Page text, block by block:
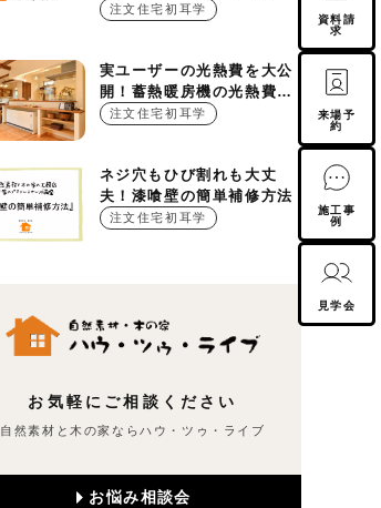
注文住宅初耳学
実ユーザーの光熱費を大公
開！蓄熱暖房機の光熱費っ
て実は○○○円！？
注文住宅初耳学
ネジ穴もひび割れも大丈
夫！漆喰壁の簡単補修方法
注文住宅初耳学
お気軽にご相談ください
自然素材と木の家ならハウ・ツゥ・ライブ
お悩み相談会
資料請
求
来場予
約
施工事
例
見学会